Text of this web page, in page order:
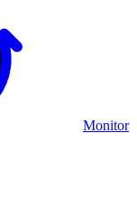
Monitor